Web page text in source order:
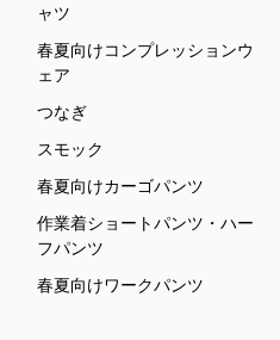
ャツ
春夏向けコンプレッションウ
ェア
つなぎ
スモック
春夏向けカーゴパンツ
作業着ショートパンツ・ハー
フパンツ
春夏向けワークパンツ